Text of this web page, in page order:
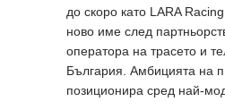
до скоро като LARA
ново име след
оператора на трасето и
България. Амбицията на
позиционира сред най-